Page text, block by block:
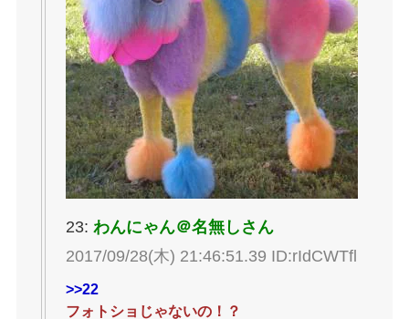
23: わんにゃん＠名無しさん
2017/09/28(木) 21:46:51.39 ID:rIdCWTfl
>>22
フォトショじゃないの！？